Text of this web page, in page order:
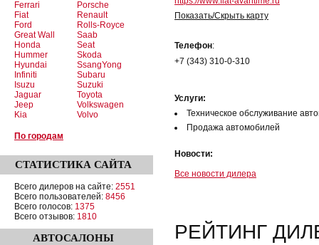
Ferrari
Fiat
Ford
Great Wall
Honda
Hummer
Hyundai
Infiniti
Isuzu
Jaguar
Jeep
Kia
Porsche
Renault
Rolls-Royce
Saab
Seat
Skoda
SsangYong
Subaru
Suzuki
Toyota
Volkswagen
Volvo
По городам
СТАТИСТИКА САЙТА
Всего дилеров на сайте: 2551
Всего пользователей: 8456
Всего голосов: 1375
Всего отзывов: 1810
АВТОСАЛОНЫ
Показать/Скрыть карту
Телефон:
+7 (343) 310-0-310
Услуги:
Техническое обслуживание
Продажа автомобилей
Новости:
Все новости дилера
РЕЙТИНГ